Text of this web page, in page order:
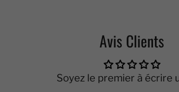
Avis Clients
Soyez le premier à écrire